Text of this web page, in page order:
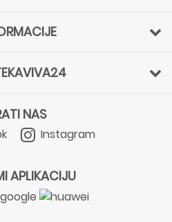
NAS
Instagram
APLIKACIJU